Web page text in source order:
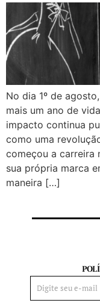
No dia 1º de
mais um ano de
impacto continua
como uma
começou a carreira
sua própria marca
maneira […]